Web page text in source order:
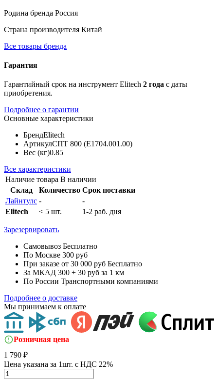
Родина бренда Россия
Страна производителя Китай
Все товары бренда
Гарантия
Гарантийный срок на инструмент Elitech 2 года с даты
приобретения.
Подробнее о гарантии
Основные характеристики
БрендElitech
АртикулСПТ 800 (E1704.001.00)
Вес (кг)0.85
Все характеристики
Наличие товара В наличии
Склад
Количество Срок поставки
Лайнтулс -
-
Elitech
< 5 шт. 1-2 раб. дня
Зарезервировать
Самовывоз Бесплатно
По Москве 300 руб
При заказе от 30 000 руб Бесплатно
За МКАД 300 + 30 руб за 1 км
По России Транспортными компаниями
Подробнее о доставке
Мы принимаем к оплате
Розничная цена
1 790 ₽
Цена указана за 1шт. с НДС 22%